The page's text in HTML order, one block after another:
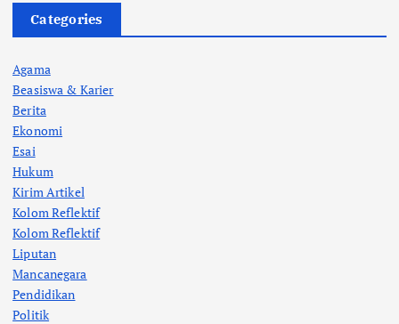
Categories
Agama
Beasiswa & Karier
Berita
Ekonomi
Esai
Hukum
Kirim Artikel
Kolom Reflektif
Kolom Reflektif
Liputan
Mancanegara
Pendidikan
Politik